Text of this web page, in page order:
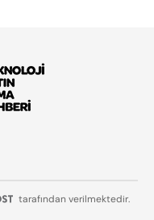
tarafından verilmektedir.